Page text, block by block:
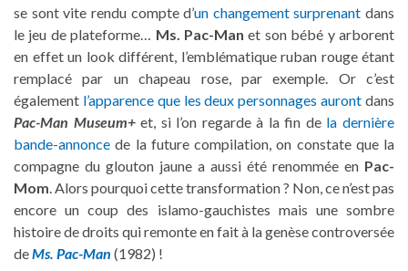
se sont vite rendu compte d’un changement surprenant dans
le jeu de plateforme… Ms. Pac-Man et son bébé y arborent
en effet un look différent, l’emblématique ruban rouge étant
remplacé par un chapeau rose, par exemple. Or c’est
également l’apparence que les deux personnages auront dans
Pac-Man Museum+et, si l’on regarde à la fin de la dernière
bande-annonce de la future compilation, on constate que la
compagne du glouton jaune a aussi été renommée en Pac-
Mom. Alors pourquoi cette transformation ? Non, ce n’est pas
encore un coup des islamo-gauchistes mais une sombre
histoire de droits qui remonte en fait à la genèse controversée
deMs. Pac-Man (1982) !